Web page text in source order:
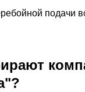
подачи